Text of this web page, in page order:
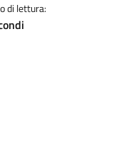
di lettura: